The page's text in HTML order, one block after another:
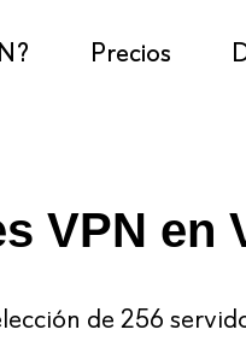
Precios
VPN en
de 256